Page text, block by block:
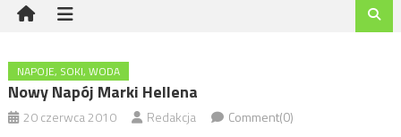
NAPOJE, SOKI, WODA
Nowy Napój Marki Hellena
20 czerwca 2010 Redakcja Comment(0)